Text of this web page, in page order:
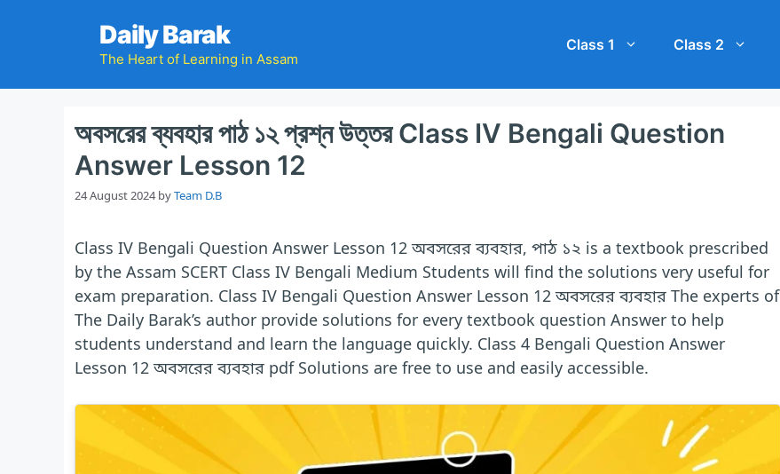
Daily Barak
The Heart of Learning in Assam
Class 1 Class 2
অবসরের ব্যবহার পাঠ ১২ প্রশ্ন উত্তর Class IV Bengali Question
Answer Lesson 12
24 August 2024 byTeam D.B
Class IV Bengali Question Answer Lesson 12 অবসরের ব্যবহার, পাঠ ১২ is a textbook prescribed
by the Assam SCERT Class IV Bengali Medium Students will find the solutions very useful for
exam preparation. Class IV Bengali Question Answer Lesson 12 অবসরের ব্যবহার The experts of
The Daily Barak’s author provide solutions for every textbook question Answer to help
students understand and learn the language quickly. Class 4 Bengali Question Answer
Lesson 12 অবসরের ব্যবহার pdf Solutions are free to use and easily accessible.